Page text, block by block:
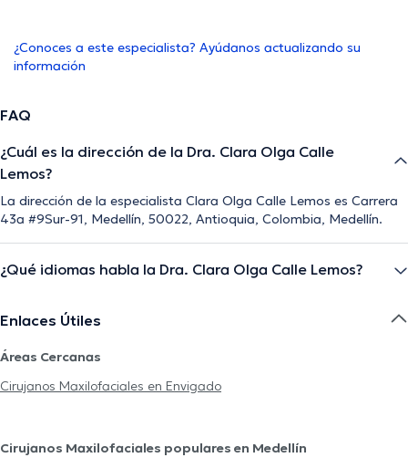
¿Conoces a este especialista? Ayúdanos actualizando su
información
FAQ
¿Cuál es la dirección de la Dra. Clara Olga Calle
Lemos?
La dirección de la especialista Clara Olga Calle Lemos es Carrera
43a #9Sur-91, Medellín, 50022, Antioquia, Colombia, Medellín.
¿Qué idiomas habla la Dra. Clara Olga Calle Lemos?
Enlaces Útiles
Áreas Cercanas
Cirujanos Maxilofaciales en Envigado
Cirujanos Maxilofaciales populares en Medellín